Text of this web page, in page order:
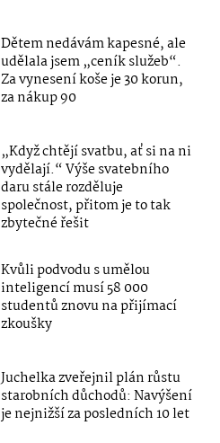
Dětem nedávám kapesné, ale
udělala jsem „ceník služeb“.
Za vynesení koše je 30 korun,
za nákup 90
„Když chtějí svatbu, ať si na ni
vydělají.“ Výše svatebního
daru stále rozděluje
společnost, přitom je to tak
zbytečné řešit
Kvůli podvodu s umělou
inteligencí musí 58 000
studentů znovu na přijímací
zkoušky
Juchelka zveřejnil plán růstu
starobních důchodů: Navýšení
je nejnižší za posledních 10 let